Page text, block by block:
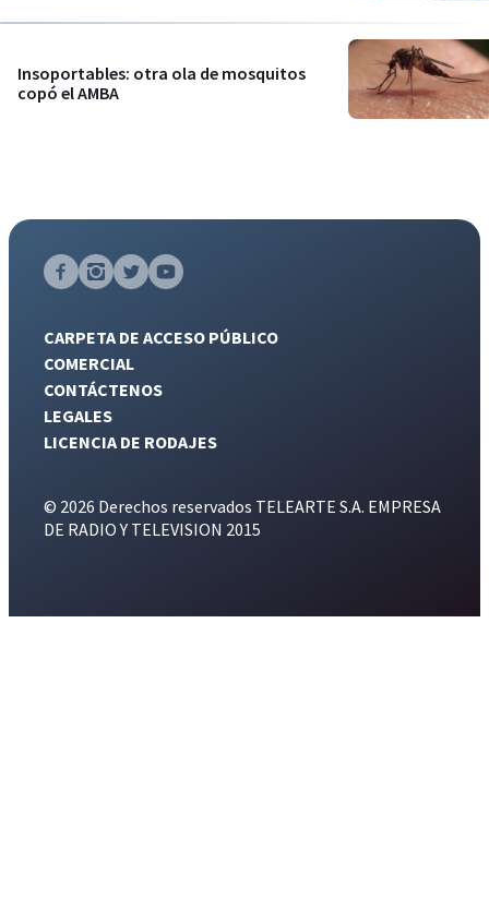
Insoportables: otra ola de mosquitos
copó el AMBA
CARPETA DE ACCESO PÚBLICO
COMERCIAL
CONTÁCTENOS
LEGALES
LICENCIA DE RODAJES
© 2026 Derechos reservados TELEARTE S.A. EMPRESA
DE RADIO Y TELEVISION 2015